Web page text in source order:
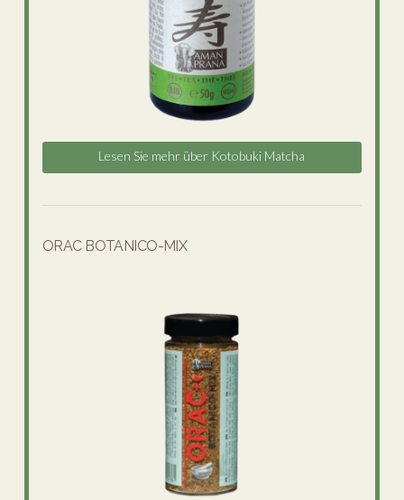
Lesen Sie mehr über Kotobuki Matcha
ORAC BOTANICO-MIX